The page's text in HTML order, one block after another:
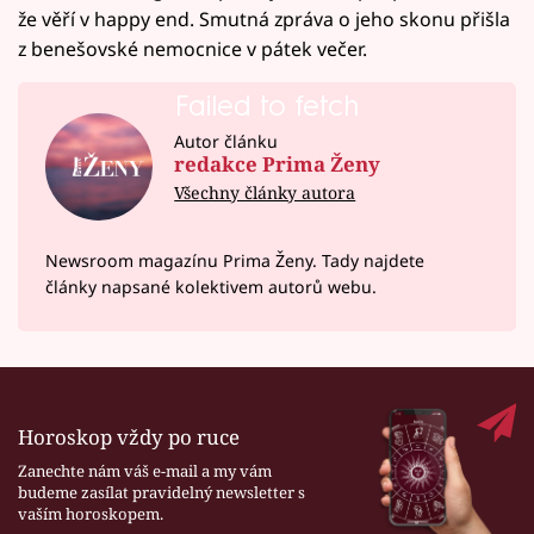
že věří v happy end. Smutná zpráva o jeho skonu přišla
z benešovské nemocnice v pátek večer.
Failed to fetch
Autor článku
redakce Prima Ženy
Všechny články autora
Newsroom magazínu Prima Ženy. Tady najdete
články napsané kolektivem autorů webu.
Horoskop vždy po ruce
Zanechte nám váš e-mail a my vám
budeme zasílat pravidelný newsletter s
vaším horoskopem.